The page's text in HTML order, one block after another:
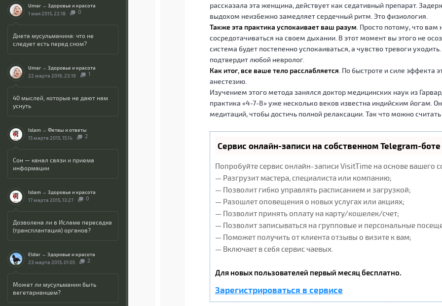
Umar → Здоровье и красота
1 мая 2015, 22:18
0
Диета мусульманина: что не
следует есть перед сном?
Umar → Здоровье и красота
22 марта 2016, 23:19
1
40 мыслей, которые не дают нам
уснуть
Islam → Фетвы и ответы
15 марта 2015, 15:14
2
Сон — канал связи и приема
информации
Islam → Здоровье и красота
17 марта 2015, 13:27
0
Дозволена ли в Исламе пересадка
(трансплантация) органов?
Eldar → Здоровье и красота
23 марта 2015, 01:05
2
Может ли мусульманин быть
вегетарианцем?
рассказала эта женщина, действует как седативный препарат.
выдохом неизбежно замедляет сердечный ритм. Это физиология.
Также эта практика успокаивает ваш разум . Просто потому, что
сосредотачиваться на своем дыхании. В этот момент вы этого не
система будет постепенно успокаиваться, а чувство тревоги
подтвердит любой невролог.
Как итог, все ваше тело расслабляется . По быстроте и силе эффекта
анестезию.
Изучением этого метода занялся доктор медицинских наук из
практика «4-7-8» уже несколько веков известна индийским йогам.
медитаций, чтобы достичь полной релаксации. Так что можно
Сервис онлайн-записи на собственном Telegram-боте
Попробуйте сервис онлайн-записи VisitTime на основе вашего
— Разгрузит мастера, специалиста или компанию;
— Позволит гибко управлять расписанием и загрузкой;
— Разошлет оповещения о новых услугах или акциях;
— Позволит принять оплату на карту/кошелек/счет;
— Позволит записываться на групповые и персональные
— Поможет получить от клиента отзывы о визите к вам;
— Включает в себя сервис чаевых.
Для новых пользователей первый месяц бесплатно.
Зарегистрироваться в сервисе